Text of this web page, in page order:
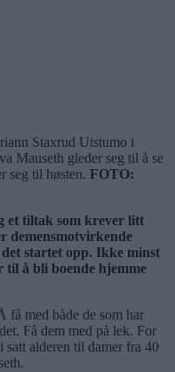
Staxrud Utstumo i
Mauseth gleder seg til å se
seg til høsten. FOTO:
et tiltak som krever litt
demensmotvirkende
startet opp. Ikke minst
til å bli boende hjemme
få med både de som har
Få dem med på lek. For
alderen til damer fra 40